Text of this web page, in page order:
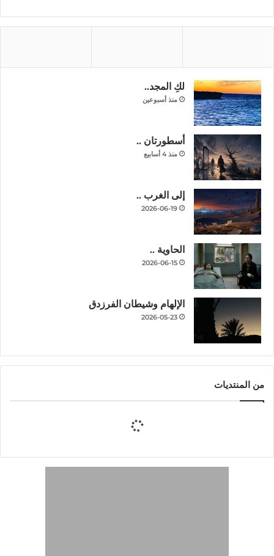
لكِ المجد..
منذ أسبوعين
أسطورتان ..
منذ 4 أسابيع
إلى الغرب ..
2026-06-19
الحاوية ..
2026-06-15
الإلهام وشيطان الفرزدق
2026-05-23
من المنتديات